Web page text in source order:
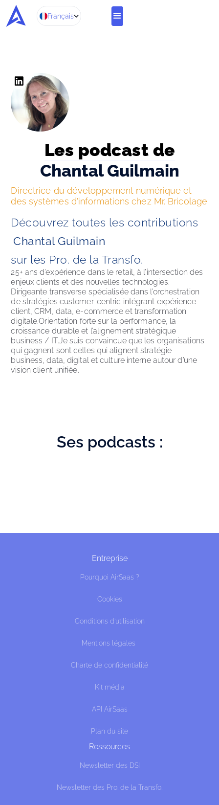
Français
Les podcast de
Chantal Guilmain
Directrice du développement numérique et
des systèmes d'informations chez Mr. Bricolage
Découvrez toutes les contributions
Chantal Guilmain
sur les Pro. de la Transfo.
25+ ans d’expérience dans le retail, à l’intersection des
enjeux clients et des nouvelles technologies.
Dirigeante transverse spécialisée dans l’orchestration
de stratégies customer-centric intégrant expérience
client, CRM, data, e-commerce et transformation
digitale.Orientation forte sur la performance, la
croissance durable et l’alignement stratégique
business / IT.Je suis convaincue que les organisations
qui gagnent sont celles qui alignent stratégie
business, data, digital et culture interne autour d’une
vision client unifiée.
Ses podcasts :
Entreprise
Pourquoi AirSaas ?
Cookies
Conditions d’utilisation
Mentions légales
Charte de confidentialité
Kit média
API AirSaas
Plan du site
Ressources
Newsletter des DSI
Newsletter des Pro. de la Transfo.